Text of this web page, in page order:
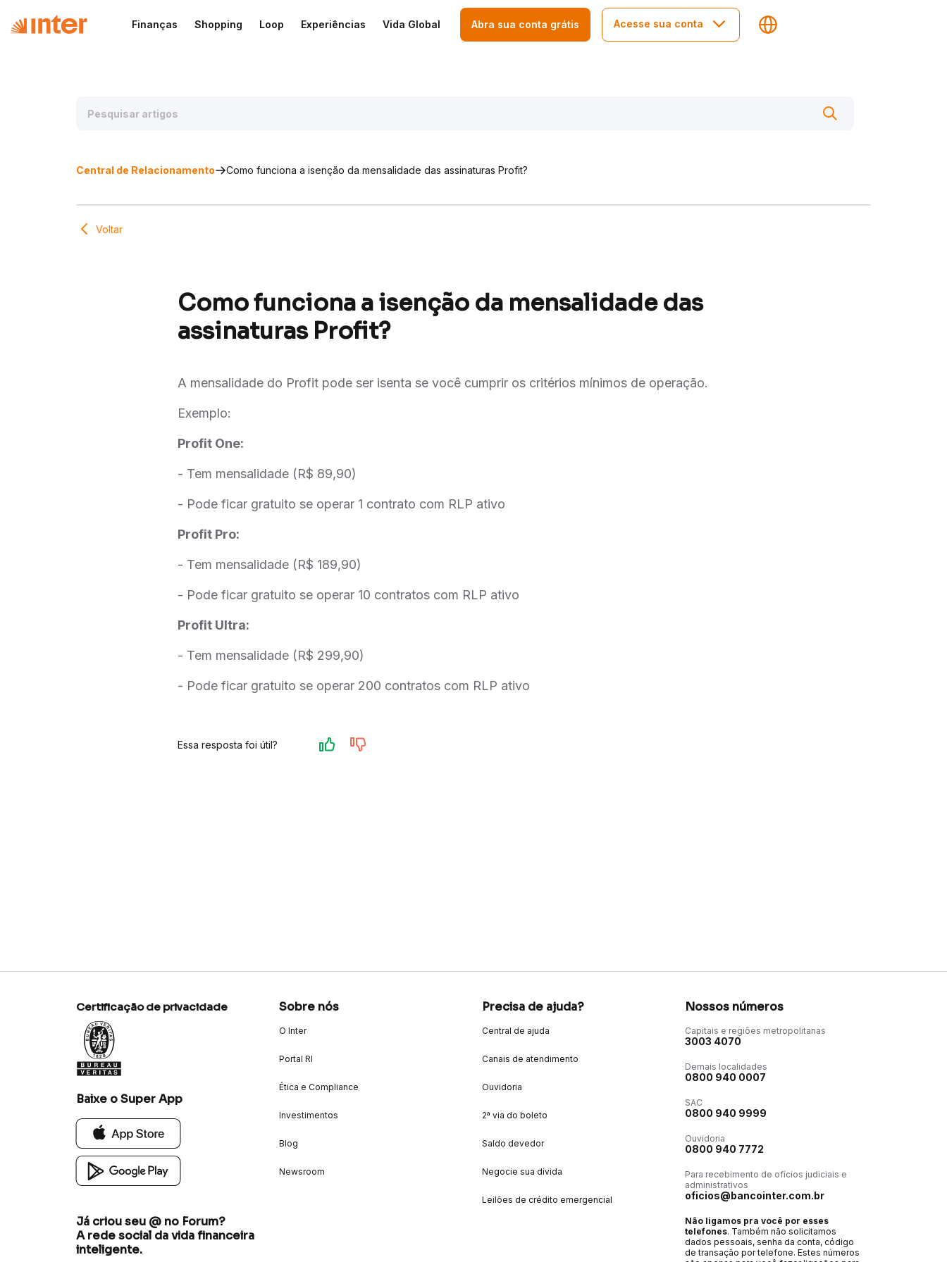
Finanças Shopping Loop Experiências Vida Global Abra sua conta grátis Acesse sua conta
Central de Relacionamento Como funciona a isenção da mensalidade das assinaturas Profit?
Voltar
Como funciona a isenção da mensalidade das
assinaturas Profit?
A mensalidade do Profit pode ser isenta se você cumprir os critérios mínimos de operação.
Exemplo:
Profit One:
- Tem mensalidade (R$ 89,90)
- Pode ficar gratuito se operar 1 contrato com RLP ativo
Profit Pro:
- Tem mensalidade (R$ 189,90)
- Pode ficar gratuito se operar 10 contratos com RLP ativo
Profit Ultra:
- Tem mensalidade (R$ 299,90)
- Pode ficar gratuito se operar 200 contratos com RLP ativo
Essa resposta foi útil?
Certificação de privacidade
Baixe o Super App
Já criou seu @ no Forum?
A rede social da vida financeira
inteligente.
Sobre nós
O Inter
Portal RI
Ética e Compliance
Investimentos
Blog
Newsroom
Precisa de ajuda?
Central de ajuda
Canais de atendimento
Ouvidoria
2ª via do boleto
Saldo devedor
Negocie sua dívida
Leilões de crédito emergencial
Nossos números
Capitais e regiões metropolitanas
3003 4070
Demais localidades
0800 940 0007
SAC
0800 940 9999
Ouvidoria
0800 940 7772
Para recebimento de ofícios judiciais e
administrativos
oficios@bancointer.com.br
Não ligamos pra você por esses
telefones. Também não solicitamos
dados pessoais, senha da conta, código
de transação por telefone. Estes números